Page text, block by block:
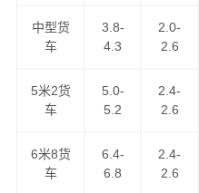
货物资源整合发车前往铜
海区,新会区,台山,开平,鹤山,
江门到铜仁货运公司
为工
整车、零担、大件运输、
配送，送货到指定地点。
司货运险的签约公司，是
中型货
车
3.8-
4.3
2.0-
2.6
5米2货
车
5.0-
5.2
2.4-
2.6
6米8货
车
6.4-
6.8
2.4-
2.6